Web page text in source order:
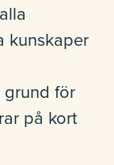
kunskaper
grund för
på kort